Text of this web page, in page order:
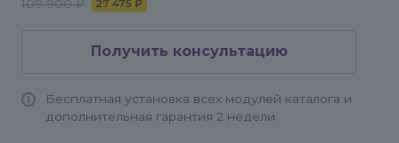
109 900 ₽ 27 475 ₽
Получить консультацию
Бесплатная установка всех модулей каталога и
дополнительная гарантия 2 недели